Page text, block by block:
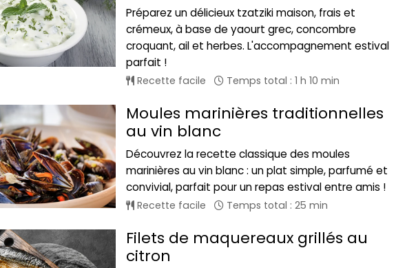
Préparez un délicieux tzatziki maison, frais et
crémeux, à base de yaourt grec, concombre
croquant, ail et herbes. L'accompagnement estival
parfait !
Recette facile Temps total : 1 h 10 min
Moules marinières traditionnelles
au vin blanc
Découvrez la recette classique des moules
marinières au vin blanc : un plat simple, parfumé et
convivial, parfait pour un repas estival entre amis !
Recette facile Temps total : 25 min
Filets de maquereaux grillés au
citron